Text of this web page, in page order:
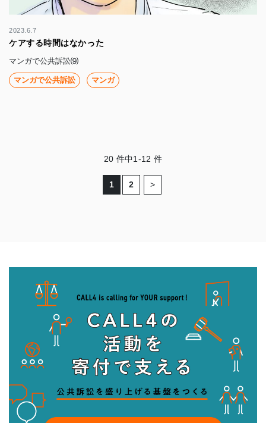
2023.6.7
ケアする時間はなかった
マンガで公共訴訟⑼
マンガで公共訴訟 マンガ
20 件中1-12 件
1 2 >